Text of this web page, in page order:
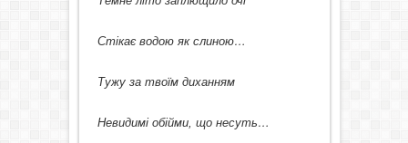
Стікає водою як слиною…
Тужу за твоїм диханням
Невидимі обійми, що несуть…